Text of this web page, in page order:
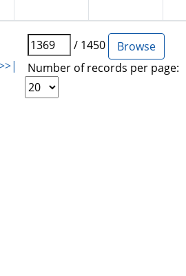
/ 1450
Number of records per page: